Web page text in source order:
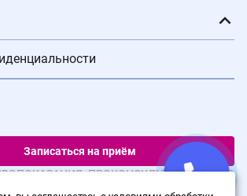
Записаться на приём
ПРОКОНСУЛЬТИРУЙТЕСЬ С